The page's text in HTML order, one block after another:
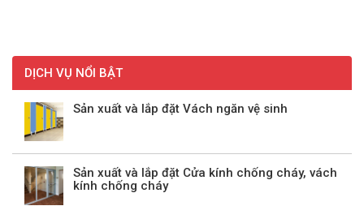
DỊCH VỤ NỔI BẬT
Sản xuất và lắp đặt Vách ngăn vệ sinh
Sản xuất và lắp đặt Cửa kính chống cháy, vách
kính chống cháy